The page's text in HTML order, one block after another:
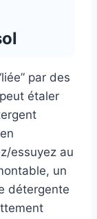
par des
étaler
essuyez au
un
détergente